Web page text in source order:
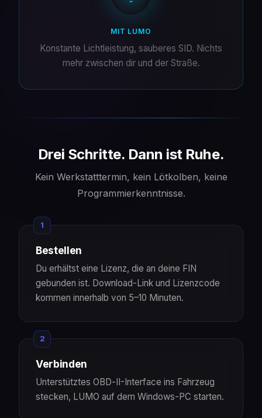
MIT LUMO
Konstante Lichtleistung, sauberes SID. Nichts
mehr zwischen dir und der Straße.
Drei Schritte. Dann ist Ruhe.
Kein Werkstatttermin, kein Lötkolben, keine
Programmierkenntnisse.
1
Bestellen
Du erhältst eine Lizenz, die an deine FIN
gebunden ist. Download-Link und Lizenzcode
kommen innerhalb von 5–10 Minuten.
2
Verbinden
Unterstütztes OBD‑II-Interface ins Fahrzeug
stecken, LUMO auf dem Windows-PC starten.